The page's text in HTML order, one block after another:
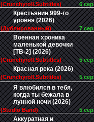
(Crunchyroll.Subtitles) 6
Крестьянин 999-го
уровня (2026)
(Дублированный) 7
Военная хроника
маленькой девочки
[ТВ-2] (2026)
(Crunchyroll.Subtitles) 5
Красная река (2026)
(Crunchyroll.Subtitles) 5
Я влюбился в тебя,
когда ты бежала в
лунной ночи (2026)
(Studio Band) 5
Аккуратная и